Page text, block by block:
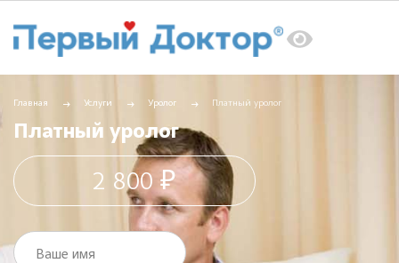
Главная Услуги Уролог Платный уролог
Платный уролог
2 800 ₽
Ваше имя